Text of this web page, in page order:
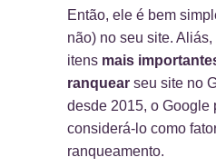
Então, ele é bem
não) no seu site.
itens mais
ranquear seu site no
desde 2015, o Google
considerá-lo como
ranqueamento.